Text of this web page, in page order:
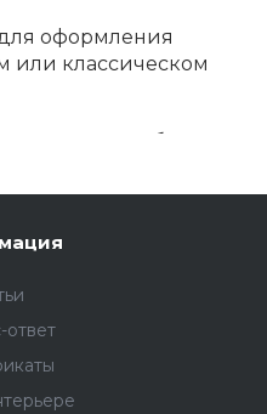
оформления
или классическом
ответ